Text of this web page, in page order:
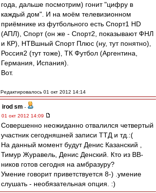
года, дальше посмотрим) гонит "цифру в
каждый дом". И на моём телевизионном
приёмнике из футбольного есть Спорт1 HD
(АПЛ), Спорт (он же - Спорт2, показывают ФНЛ
и КР), НТВшный Спорт Плюс (ну, тут понятно),
Россия2 (тут тоже), ТК Футбол (Аргентина,
Германия, Испания).
Вот.
Редактировалось 01 окт 2012 14:14
irod sm -
01 окт 2012 14:09
Совершенно неожиданно отвалился четвертый
участник сегодняшней записи ТТД и тд.:(
На данный момент будут Денис Казанский ,
Тимур Журавель, Денис Денский. Кто из ВВ-
ников готов сегодня на амбразуру?
Умение говорит приветствуется 8-) .умение
слушать - необязательная опция. :)